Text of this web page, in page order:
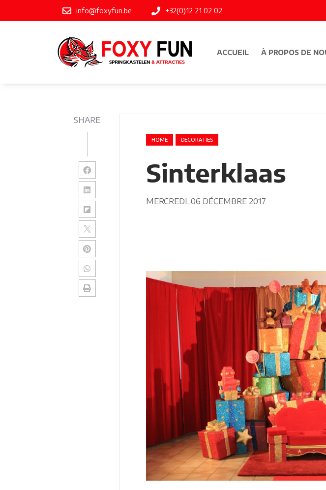
info@foxyfun.be +32(0)12 21 02 02
ACCUEIL À PROPOS DE
SHARE
HOME DECORATIES
Sinterklaas
MERCREDI, 06 DÉCEMBRE 2017